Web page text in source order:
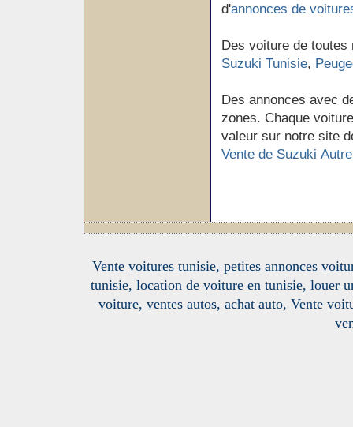
d'annonces de
Des voiture de
Suzuki Tunisie,
Des annonces avec
zones. Chaque
valeur sur notre site
Vente de Suzuki
Vente voitures tunisie, petites annonces
tunisie, location de voiture en tunisie, louer
voiture, ventes autos, achat auto, Vente